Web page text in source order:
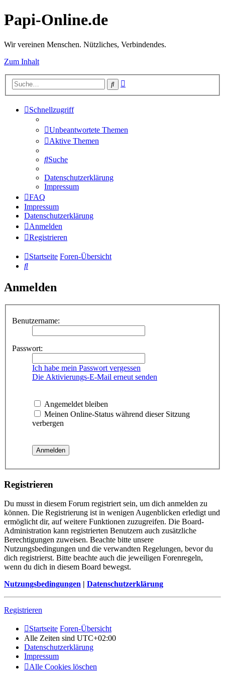
Papi-Online.de
Wir vereinen Menschen. Nützliches, Verbindendes.
Zum Inhalt
Suche
Schnellzugriff
Unbeantwortete Themen
Aktive Themen
Suche
Datenschutzerklärung
Impressum
FAQ
Impressum
Datenschutzerklärung
Anmelden
Registrieren
Startseite Foren-Übersicht
Suche
Anmelden
Benutzername:
Passwort:
Ich habe mein Passwort vergessen
Die Aktivierungs-E-Mail erneut senden
Angemeldet bleiben
Meinen Online-Status während dieser Sitzung
verbergen
Registrieren
Du musst in diesem Forum registriert sein, um dich anmelden zu
können. Die Registrierung ist in wenigen Augenblicken erledigt und
ermöglicht dir, auf weitere Funktionen zuzugreifen. Die Board-
Administration kann registrierten Benutzern auch zusätzliche
Berechtigungen zuweisen. Beachte bitte unsere
Nutzungsbedingungen und die verwandten Regelungen, bevor du
dich registrierst. Bitte beachte auch die jeweiligen Forenregeln,
wenn du dich in diesem Board bewegst.
Nutzungsbedingungen | Datenschutzerklärung
Registrieren
Startseite Foren-Übersicht
Alle Zeiten sind UTC+02:00
Datenschutzerklärung
Impressum
Alle Cookies löschen